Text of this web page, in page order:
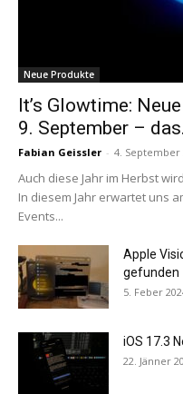
Neue Produkte
It’s Glowtime:
9. September –
Fabian Geissler - 4. September
Auch diese Jahr im Herbst
In diesem Jahr erwartet uns
Events...
Apple
gefunden
5. Feber
iOS 17.3
22. Jänner